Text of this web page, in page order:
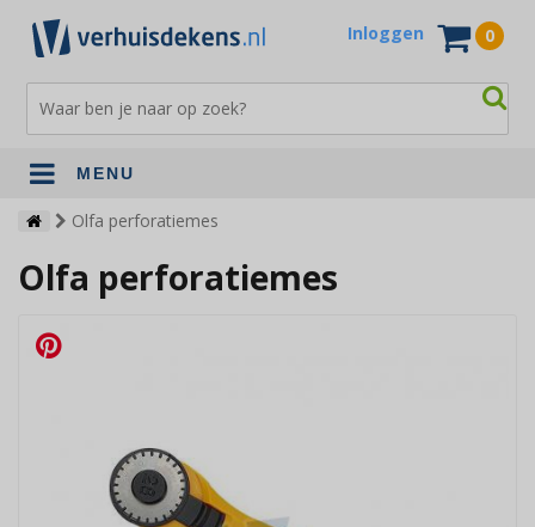
Inloggen 0
MENU
Verhuisdekens
Opslagdekens
Andere verhuismaterialen
Olfa perforatiemes
Olfa perforatiemes